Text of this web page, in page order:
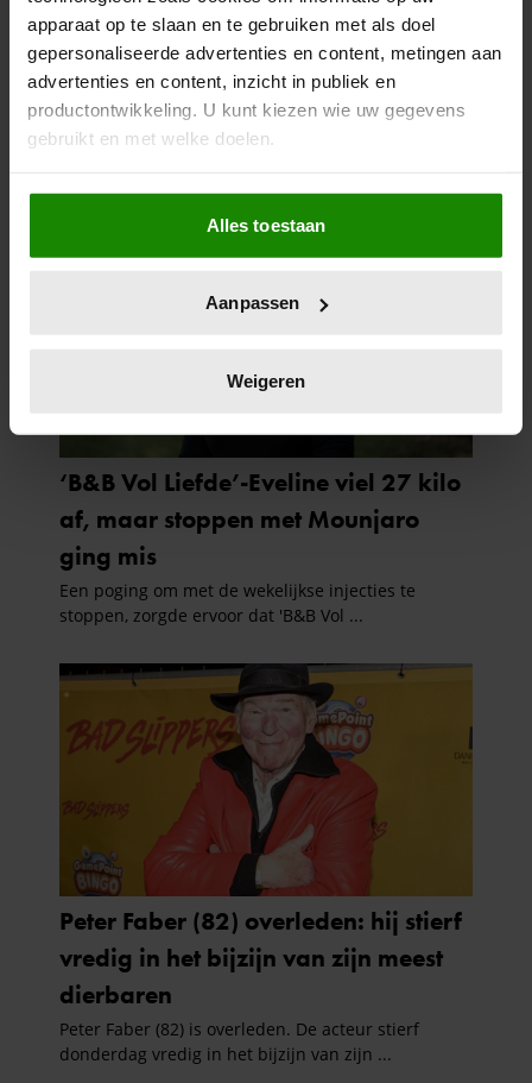
apparaat op te slaan en te gebruiken met als doel
gepersonaliseerde advertenties en content, metingen aan
advertenties en content, inzicht in publiek en
productontwikkeling. U kunt kiezen wie uw gegevens
gebruikt en met welke doelen.
Als u het toestaat, willen we ook graag:
Informatie verzamelen over uw geografische
locatie, die tot een paar meter nauwkeurig kan zijn
scannen op specifieke eigenschappen (fingerprinting)
verwerkt en stel uw voorkeuren in het
intrekken in de Cookieverklaring.
We gebruiken cookies om content en advertenties te
personaliseren, om functies voor social media te bieden
en om ons websiteverkeer te analyseren. Ook delen we
informatie over uw gebruik van onze site met onze
partners voor social media, adverteren en analyse. Deze
partners kunnen deze gegevens combineren met andere
informatie die u aan ze heeft verstrekt of die ze hebben
verzameld op basis van uw gebruik van hun services. U
gaat akkoord met onze cookies als u onze website blijft
gebruiken.
Alles toestaan
Aanpassen
Weigeren